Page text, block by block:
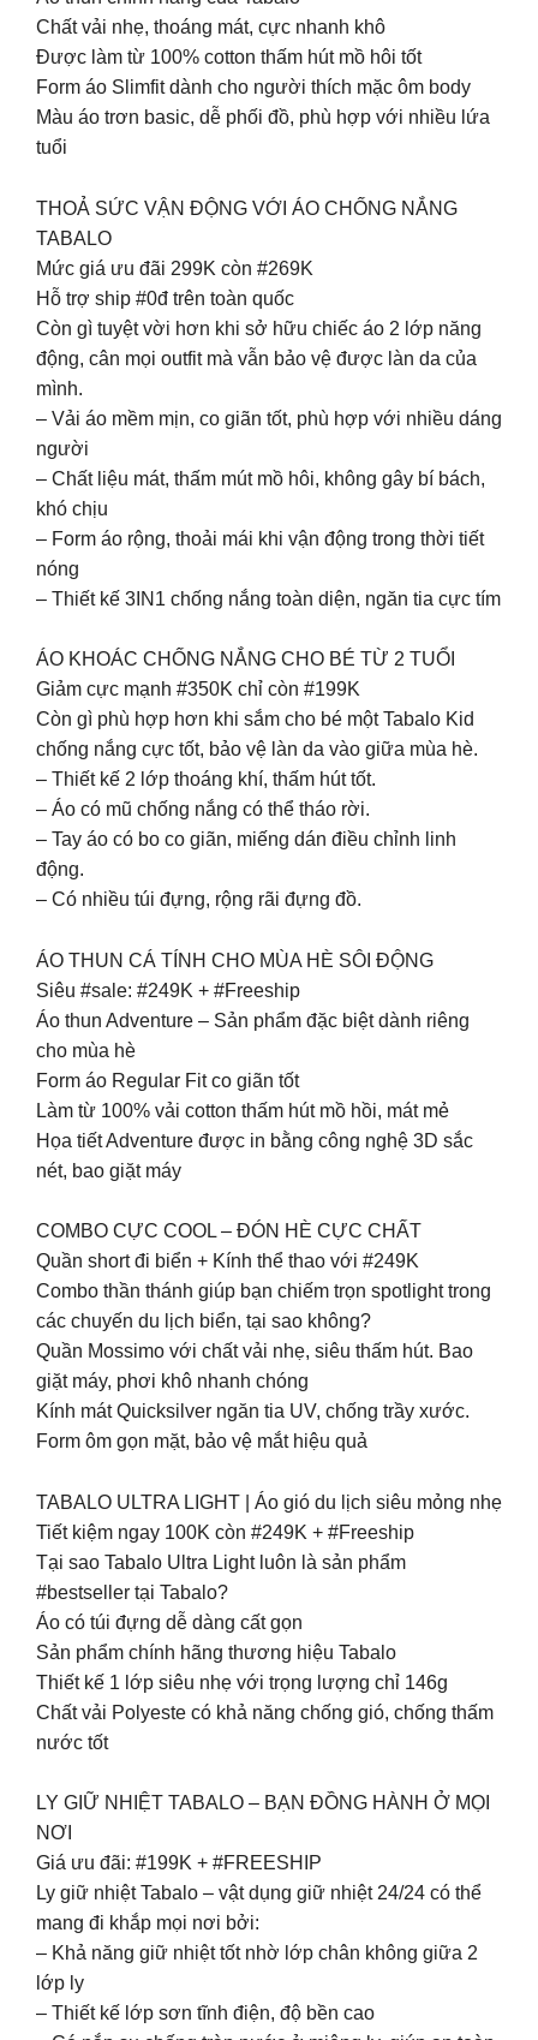
Chất vải nhẹ, thoáng mát, cực nhanh khô
Được làm từ 100% cotton thấm hút mồ hôi tốt
Form áo Slimfit dành cho người thích mặc ôm body
Màu áo trơn basic, dễ phối đồ, phù hợp với nhiều lứa
tuổi
THOẢ SỨC VẬN ĐỘNG VỚI ÁO CHỐNG NẮNG
TABALO
Mức giá ưu đãi 299K còn #269K
Hỗ trợ ship #0đ trên toàn quốc
Còn gì tuyệt vời hơn khi sở hữu chiếc áo 2 lớp năng
động, cân mọi outfit mà vẫn bảo vệ được làn da của
mình.
– Vải áo mềm mịn, co giãn tốt, phù hợp với nhiều dáng
người
– Chất liệu mát, thấm mút mồ hôi, không gây bí bách,
khó chịu
– Form áo rộng, thoải mái khi vận động trong thời tiết
nóng
– Thiết kế 3IN1 chống nắng toàn diện, ngăn tia cực tím
ÁO KHOÁC CHỐNG NẮNG CHO BÉ TỪ 2 TUỔI
Giảm cực mạnh #350K chỉ còn #199K
Còn gì phù hợp hơn khi sắm cho bé một Tabalo Kid
chống nắng cực tốt, bảo vệ làn da vào giữa mùa hè.
– Thiết kế 2 lớp thoáng khí, thấm hút tốt.
– Áo có mũ chống nắng có thể tháo rời.
– Tay áo có bo co giãn, miếng dán điều chỉnh linh
động.
– Có nhiều túi đựng, rộng rãi đựng đồ.
ÁO THUN CÁ TÍNH CHO MÙA HÈ SÔI ĐỘNG
Siêu #sale: #249K + #Freeship
Áo thun Adventure – Sản phẩm đặc biệt dành riêng
cho mùa hè
Form áo Regular Fit co giãn tốt
Làm từ 100% vải cotton thấm hút mồ hồi, mát mẻ
Họa tiết Adventure được in bằng công nghệ 3D sắc
nét, bao giặt máy
COMBO CỰC COOL – ĐÓN HÈ CỰC CHẤT
Quần short đi biển + Kính thể thao với #249K
Combo thần thánh giúp bạn chiếm trọn spotlight trong
các chuyến du lịch biển, tại sao không?
Quần Mossimo với chất vải nhẹ, siêu thấm hút. Bao
giặt máy, phơi khô nhanh chóng
Kính mát Quicksilver ngăn tia UV, chống trầy xước.
Form ôm gọn mặt, bảo vệ mắt hiệu quả
TABALO ULTRA LIGHT | Áo gió du lịch siêu mỏng nhẹ
Tiết kiệm ngay 100K còn #249K + #Freeship
Tại sao Tabalo Ultra Light luôn là sản phẩm
#bestseller tại Tabalo?
Áo có túi đựng dễ dàng cất gọn
Sản phẩm chính hãng thương hiệu Tabalo
Thiết kế 1 lớp siêu nhẹ với trọng lượng chỉ 146g
Chất vải Polyeste có khả năng chống gió, chống thấm
nước tốt
LY GIỮ NHIỆT TABALO – BẠN ĐỒNG HÀNH Ở MỌI
NƠI
Giá ưu đãi: #199K + #FREESHIP
Ly giữ nhiệt Tabalo – vật dụng giữ nhiệt 24/24 có thể
mang đi khắp mọi nơi bởi:
– Khả năng giữ nhiệt tốt nhờ lớp chân không giữa 2
lớp ly
– Thiết kế lớp sơn tĩnh điện, độ bền cao